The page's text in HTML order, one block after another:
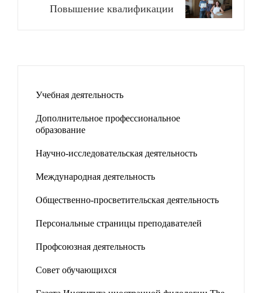
Повышение квалификации
Учебная деятельность
Дополнительное профессиональное
образование
Научно-исследовательская деятельность
Международная деятельность
Общественно-просветительская деятельность
Персональные страницы преподавателей
Профсоюзная деятельность
Совет обучающихся